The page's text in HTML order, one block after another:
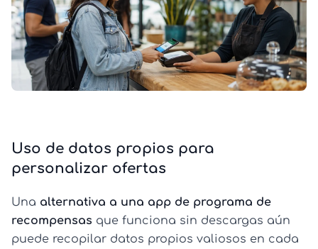
Uso de datos propios para
personalizar ofertas
Una alternativa a una app de programa de
recompensas que funciona sin descargas aún
puede recopilar datos propios valiosos en cada